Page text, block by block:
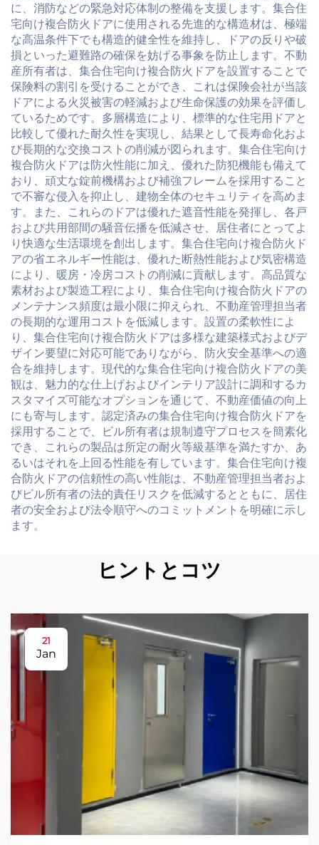
に、消防などの緊急対応体制の整備を支援します。集合住
宅向け複合防火ドアに使用される先進的な構造材は、極端
な高温条件下でも構造的健全性を維持し、ドアの反りや破
損といった避難路の確保を妨げる事象を防止します。不動
産所有者は、集合住宅向け複合防火ドアを設置することで
保険料の割引を受けることができ、これは保険会社が当該
ドアによる火災被害の軽減および生命保護の効果を評価し
ているためです。多層構造により、標準的な住宅用ドアと
比較して優れた耐久性を実現し、結果として長寿命化およ
び長期的な交換コストの削減が図られます。集合住宅向け
複合防火ドアは防火性能に加え、優れた防犯機能も備えて
おり、頑丈な錠前機構および補強フレームを採用すること
で不審な侵入を抑止し、建物全体のセキュリティを高めま
す。また、これらのドアは優れた遮音性能を発揮し、各戸
および共用部間の騒音伝播を低減させ、居住者にとってよ
り快適な生活環境を創出します。集合住宅向け複合防火ド
アの省エネルギー性能は、優れた断熱性能および気密構造
により、暖房・冷房コストの削減に貢献します。高品質な
素材および製造工程により、集合住宅向け複合防火ドアの
メンテナンス頻度は最小限に抑えられ、不動産管理担当者
の長期的な運用コストを低減します。設置の柔軟性によ
り、集合住宅向け複合防火ドアは多様な建築様式およびデ
ザイン要望に対応可能でありながら、防火安全基準への適
合を維持します。現代的な集合住宅向け複合防火ドアの美
観は、魅力的な仕上げおよびインテリア設計に調和するカ
スタマイズ可能なオプションを通じて、不動産価値の向上
にも寄与します。認定済みの集合住宅向け複合防火ドアを
採用することで、ビル所有者は規制遵守プロセスを簡素化
でき、これらの製品は所定の耐火等級基準を満たすか、あ
るいはそれを上回る性能を有しています。集合住宅向け複
合防火ドアの信頼性の高い性能は、不動産管理担当者およ
びビル所有者の法的責任リスクを低減するとともに、居住
者の安全および法令順守へのコミットメントを明確に示し
ます。
ヒントとコツ
21
Jan